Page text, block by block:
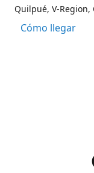
Quilpué, V-Region,
Cómo llegar